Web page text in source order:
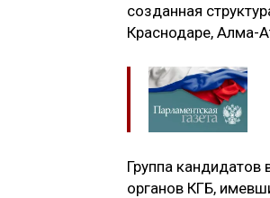
созданная
Краснодаре, Алма-
Группа кандидатов
органов КГБ,